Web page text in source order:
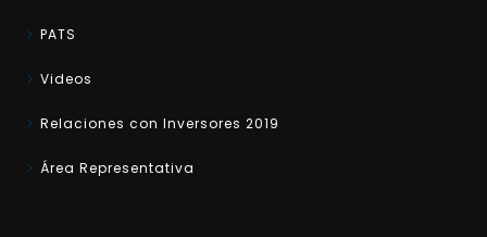
PATS
Videos
Relaciones con Inversores 2019
Área Representativa